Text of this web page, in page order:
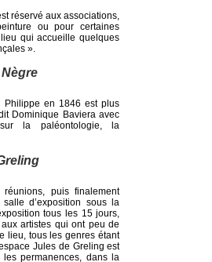
réservé aux associations,
ou pour certaines
qui accueille quelques
».
Philippe en 1846 est plus
Dominique Baviera avec
la paléontologie, la
puis finalement
d’exposition sous la
tous les 15 jours,
artistes qui ont peu de
lieu, tous les genres étant
Jules de Greling est
permanences, dans la